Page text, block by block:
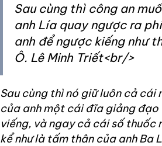
Sau cùng thì công an
anh Lía quay ngược ra
anh để ngược kiếng như
Ô. Lê Minh Triết<br/>
Sau cùng thì nó giữ luôn cả
của anh một cái đĩa giảng đạo
viếng, và ngay cả cái số thuốc
kể như là tấm thân của anh